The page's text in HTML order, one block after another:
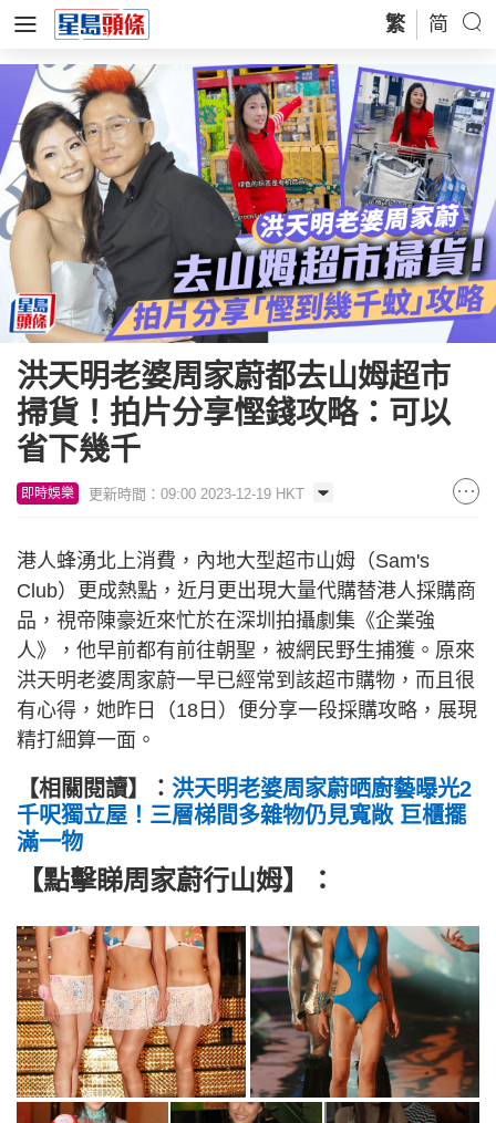
繁 简
洪天明老婆周家蔚都去山姆超市
掃貨！拍片分享慳錢攻略：可以
省下幾千
即時娛樂 更新時間：09:00 2023-12-19 HKT
港人蜂湧北上消費，內地大型超市山姆（Sam's
Club）更成熱點，近月更出現大量代購替港人採購商
品，視帝陳豪近來忙於在深圳拍攝劇集《企業強
人》，他早前都有前往朝聖，被網民野生捕獲。原來
洪天明老婆周家蔚一早已經常到該超市購物，而且很
有心得，她昨日（18日）便分享一段採購攻略，展現
精打細算一面。
【相關閱讀】： 洪天明老婆周家蔚晒廚藝曝光2
千呎獨立屋！三層梯間多雜物仍見寬敞 巨櫃擺
滿一物
【點擊睇周家蔚行山姆】：